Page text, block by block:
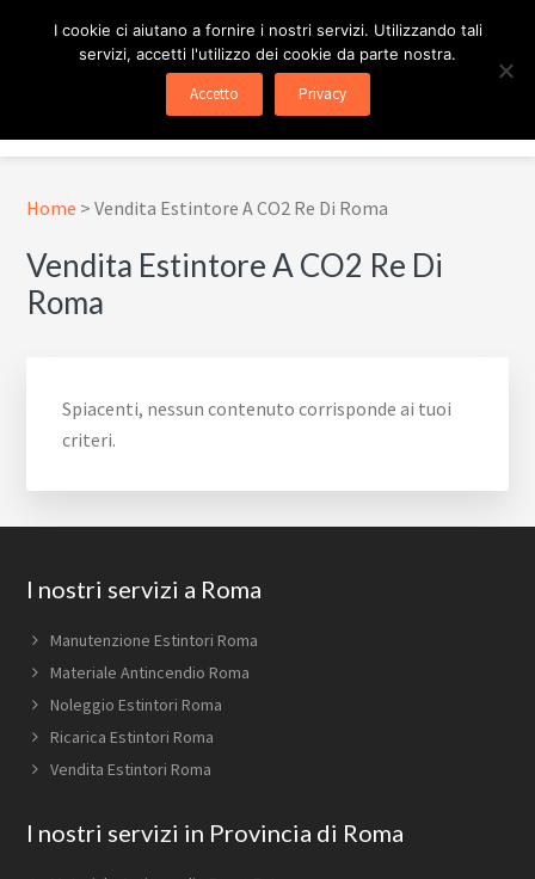
pagina
ESTINTORE ROMA
In Tutta Roma E Provincia
Menu
Home >Vendita Estintore A CO2 Re Di Roma
Vendita Estintore A CO2 Re Di
Roma
Spiacenti, nessun contenuto corrisponde ai tuoi
criteri.
Footer
I nostri servizi a Roma
Manutenzione Estintori Roma
Materiale Antincendio Roma
Noleggio Estintori Roma
Ricarica Estintori Roma
Vendita Estintori Roma
I nostri servizi in Provincia di Roma
I cookie ci aiutano a fornire i nostri servizi. Utilizzando tali
servizi, accetti l'utilizzo dei cookie da parte nostra.
Accetto Privacy